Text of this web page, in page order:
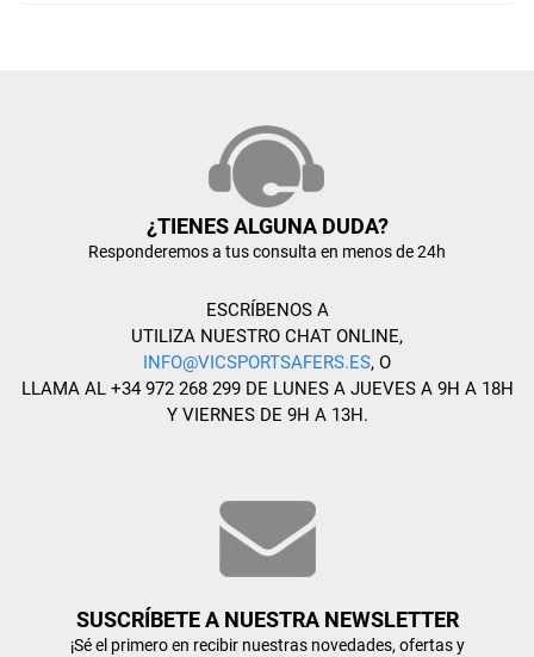
¿TIENES ALGUNA DUDA?
Responderemos a tus consulta en menos de 24h
ESCRÍBENOS A
UTILIZA NUESTRO CHAT ONLINE,
INFO@VICSPORTSAFERS.ES, O
LLAMA AL +34 972 268 299 DE LUNES A JUEVES A 9H A 18H
Y VIERNES DE 9H A 13H.
SUSCRÍBETE A NUESTRA NEWSLETTER
¡Sé el primero en recibir nuestras novedades, ofertas y